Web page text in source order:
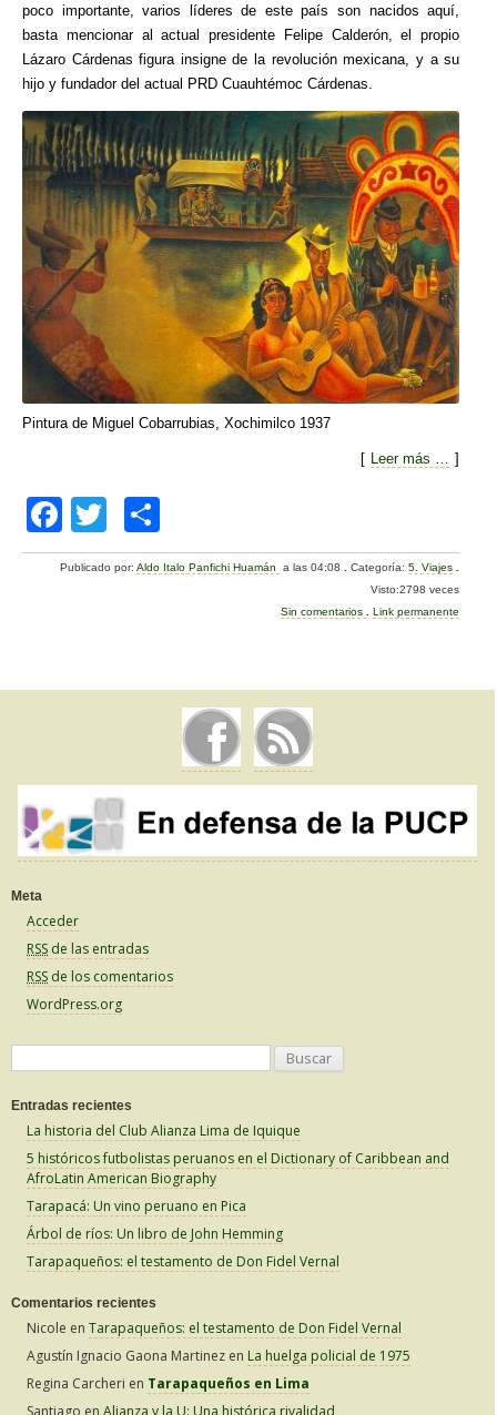
poco importante, varios líderes de este país son nacidos aquí,
basta mencionar al actual presidente Felipe Calderón, el propio
Lázaro Cárdenas figura insigne de la revolución mexicana, y a su
hijo y fundador del actual PRD Cuauhtémoc Cárdenas.
Pintura de Miguel Cobarrubias, Xochimilco 1937
[ Leer más … ]
F
a
o
wi
tt
o
m
tir
Publicado por:Aldo Italo Panfichi Huamán a las 04:08 .Categoría:5. Viajes
Visto:2798 veces
Sin comentarios
Link permanente
Meta
Acceder
RSS de las entradas
RSS de los comentarios
WordPress.org
sEntradas recientes
La historia del Club Alianza Lima de Iquique
5 históricos futbolistas peruanos en el Dictionary of Caribbean and
AfroLatin American Biography
Tarapacá: Un vino peruano en Pica
Árbol de ríos: Un libro de John Hemming
Tarapaqueños: el testamento de Don Fidel Vernal
Comentarios recientes
Nicole en Tarapaqueños: el testamento de Don Fidel Vernal
Agustín Ignacio Gaona Martinez en La huelga policial de 1975
Regina Carcheri en Tarapaqueños en Lima